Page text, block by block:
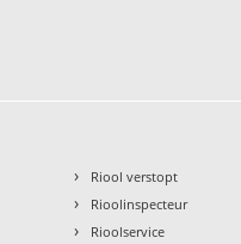
› Riool verstopt
› Rioolinspecteur
› Rioolservice